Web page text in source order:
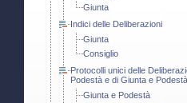
Giunta
Indici delle Deliberazioni
Giunta
Consiglio
Protocolli unici delle
Podestà e di Giunta e Podestà
Giunta e Podestà